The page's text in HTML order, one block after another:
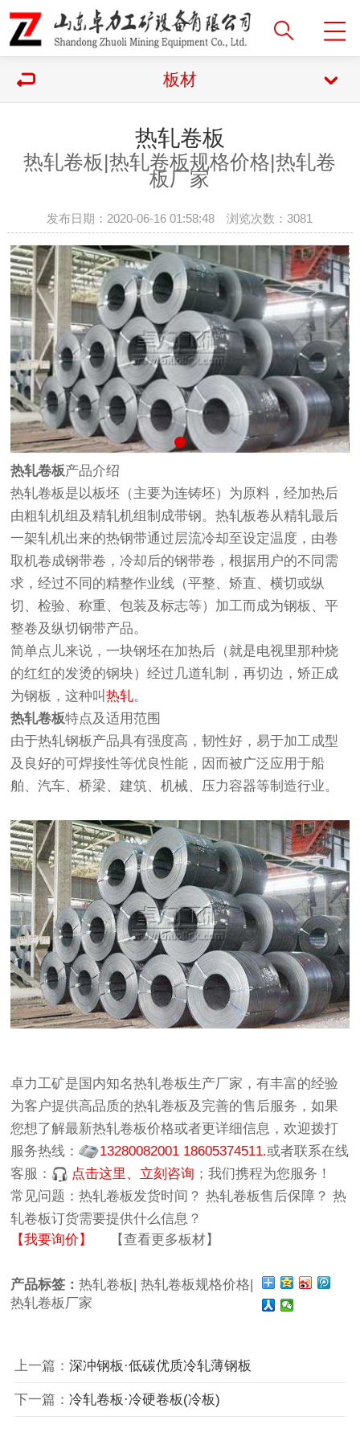
板材
热轧卷板
热轧卷板|热轧卷板规格价格|热轧卷
板厂家
发布日期：2020-06-16 01:58:48 浏览次数：3081
热轧卷板产品介绍
热轧卷板是以板坯（主要为连铸坯）为原料，经加热后
由粗轧机组及精轧机组制成带钢。热轧板卷从精轧最后
一架轧机出来的热钢带通过层流冷却至设定温度，由卷
取机卷成钢带卷，冷却后的钢带卷，根据用户的不同需
求，经过不同的精整作业线（平整、矫直、横切或纵
切、检验、称重、包装及标志等）加工而成为钢板、平
整卷及纵切钢带产品。
简单点儿来说，一块钢坯在加热后（就是电视里那种烧
的红红的发烫的钢块）经过几道轧制，再切边，矫正成
为钢板，这种叫热轧。
热轧卷板特点及适用范围
由于热轧钢板产品具有强度高，韧性好，易于加工成型
及良好的可焊接性等优良性能，因而被广泛应用于船
舶、汽车、桥梁、建筑、机械、压力容器等制造行业。
卓力工矿是国内知名热轧卷板生产厂家 ，有丰富的经验
为客户提供高品质的热轧卷板 及完善的售后服务，如果
您想了解最新热轧卷板价格或者更详细信息，欢迎拨打
服务热线：
13280082001 18605374511.或者联系在线
客服：
点击这里、立刻咨询 ；我们携程为您服务！
常见问题：热轧卷板发货时间？ 热轧卷板售后保障？ 热
轧卷板订货需要提供什么信息？
【我要询价】
【查看更多板材】
产品标签：热轧卷板|热轧卷板规格价格|
热轧卷板厂家
上一篇： 深冲钢板·低碳优质冷轧薄钢板
下一篇： 冷轧卷板·冷硬卷板(冷板)